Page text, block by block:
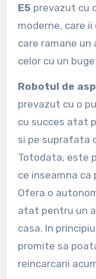
E5 prevazut cu
moderne, care
care ramane
celor cu un
Robotul de
prevazut cu o
cu succes atat
si pe suprafata
Totodata, este
ce inseamna ca
Ofera o
atat pentru un
casa. In
promite sa
reincarcarii